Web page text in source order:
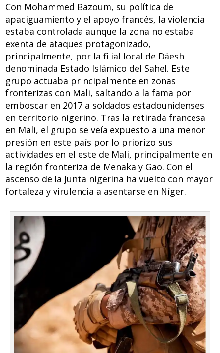
Con Mohammed Bazoum, su política de
apaciguamiento y el apoyo francés, la violencia
estaba controlada aunque la zona no estaba
exenta de ataques protagonizado,
principalmente, por la filial local de Dáesh
denominada Estado Islámico del Sahel. Este
grupo actuaba principalmente en zonas
fronterizas con Mali, saltando a la fama por
emboscar en 2017 a soldados estadounidenses
en territorio nigerino. Tras la retirada francesa
en Mali, el grupo se veía expuesto a una menor
presión en este país por lo priorizo sus
actividades en el este de Mali, principalmente en
la región fronteriza de Menaka y Gao. Con el
ascenso de la Junta nigerina ha vuelto con mayor
fortaleza y virulencia a asentarse en Níger.